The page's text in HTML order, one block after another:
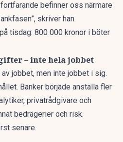
befinner oss närmare
skriver han.
tisdag: 800 000 kronor i böter
– inte hela jobbet
jobbet, men inte jobbet i sig.
Banker började anställa fler
privatrådgivare och
bedrägerier och risk.
senare.